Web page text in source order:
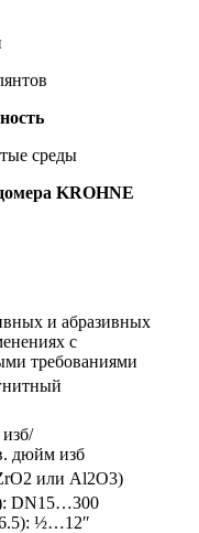
среды
KROHNE
и абразивных
с
требованиями
дюйм изб
или Al2O3)
DN15…300
½…12″